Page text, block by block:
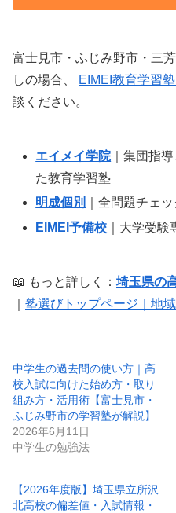
富士見市・ふじみ野市・三
しの場合、
EIMEI教育学習
談ください。
エイメイ学院｜集団指
た教育学習塾
明成個別
｜全問題チェ
EIMEI予備校 ｜大学受験
📖 もっと詳しく： 埼玉県の
塾選びトップページ｜地
中学生の過去問の使い方｜高
校入試に向けた始め方・取り
組み方・活用術【富士見市・
ふじみ野市の学習塾が解説】
2026年6月11日
中学生の勉強法
【2026年度版】埼玉県立所沢
北高校の偏差値・入試情報・